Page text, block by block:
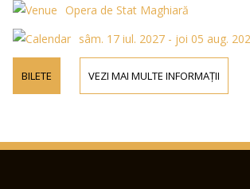
Opera de Stat Maghiară
sâm. 17 iul. 2027 - joi 05 aug.
BILETE VEZI MAI MULTE INFORMAȚII